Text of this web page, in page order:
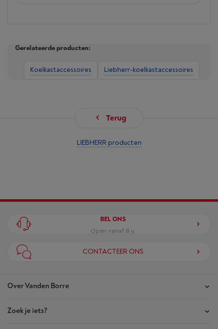
Gerelateerde producten:
Koelkastaccessoires Liebherr-koelkastaccessoires
Terug
LIEBHERR producten
Over Vanden Borre
Onze winkels
Zoek je iets?
BEL ONS
Open vanaf 8 u.
CONTACTEER ONS